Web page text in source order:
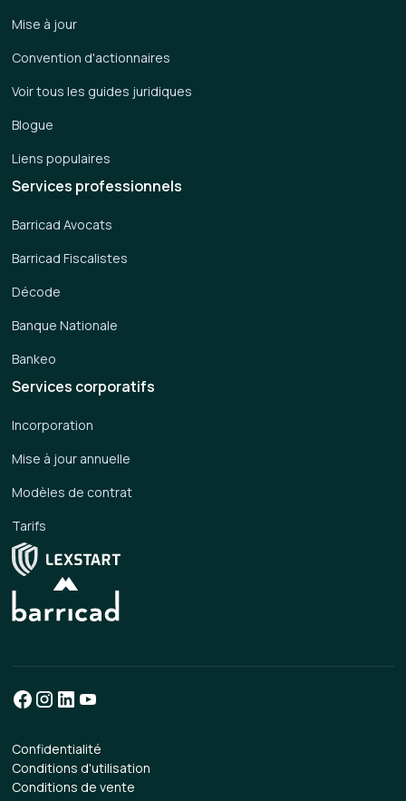
Services corporatifs
Incorporation
Mise à jour annuelle
Modèles de contrat
Tarifs
Services professionnels
Barricad Avocats
Barricad Fiscalistes
Décode
Banque Nationale
Bankeo
Mise à jour
Convention d'actionnaires
Voir tous les guides juridiques
Blogue
Liens populaires
Confidentialité
Conditions d'utilisation
Conditions de vente